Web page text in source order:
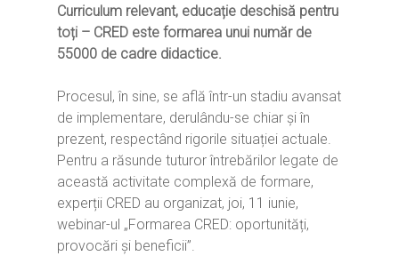
Curriculum relevant, educație deschisă pentru
toți – CRED este formarea unui număr de
55000 de cadre didactice.
Procesul, în sine, se află într-un stadiu avansat
de implementare, derulându-se chiar și în
prezent, respectând rigorile situației actuale.
Pentru a răsunde tuturor întrebărilor legate de
această activitate complexă de formare,
experții CRED au organizat, joi, 11 iunie,
webinar-ul „Formarea CRED: oportunități,
provocări și beneficii”.